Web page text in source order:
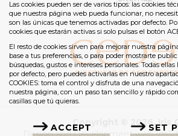
Copyright © 2026. Iris
Las cookies pueden ser de varios tipos: las cookies
que nuestra página web pueda funcionar, no
son las únicas que tenemos activadas por defecto.
cookies que estarán activas si solo pulsas el botón
El resto de cookies sirven para mejorar nuestra
base a tus preferencias, o para poder mostrarte
búsquedas, gustos e intereses personales. Todas
por defecto, pero puedes activarlas en nuestro
COOKIES: toma el control y disfruta de una
nuestra página, con un paso tan sencillo y rápido
casillas que tú quieras.
ACCEPT SET